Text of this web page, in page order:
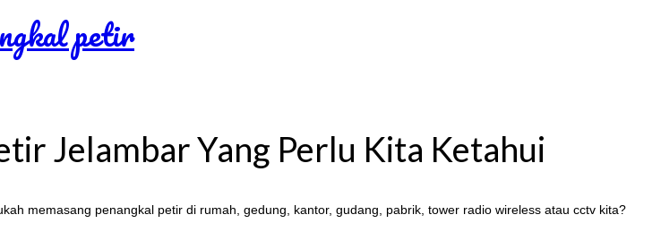
Jelambar Yang Perlu Kita Ketahui
memasang penangkal petir di rumah, gedung, kantor, gudang, pabrik, tower radio wireless atau cctv kita?